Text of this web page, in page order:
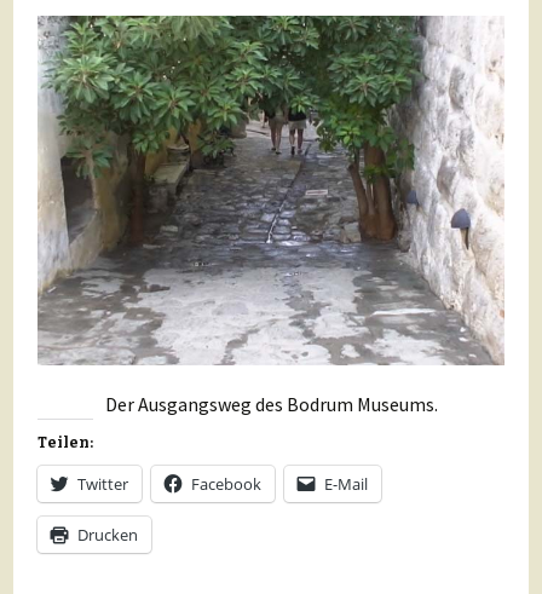
Der Ausgangsweg des Bodrum Museums.
Teilen:
Twitter Facebook E-Mail
Drucken